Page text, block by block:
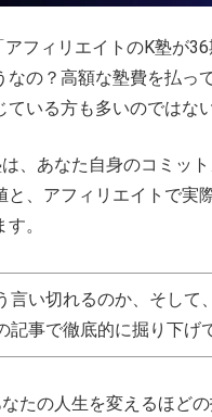
フィリエイトのK塾が
なの？高額な塾費を払っ
いる方も多いのではな
、あなた自身のコミッ
と、アフィリエイトで実
。
言い切れるのか、そして
記事で徹底的に掘り下げ
たの人生を変えるほど